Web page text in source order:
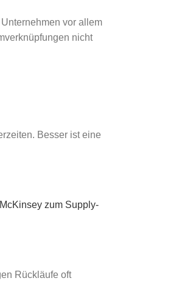
vor allem
nicht
Besser ist eine
zum Supply-
Rückläufe oft